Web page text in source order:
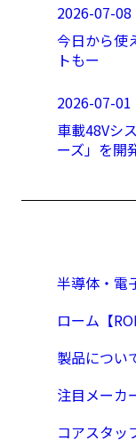
2026-07-08
今日から
トもー
2026-07-01
車載48Vシ
ーズ」を開
半導体・電
ローム【
製品につい
注目メーカ
コアスタッ